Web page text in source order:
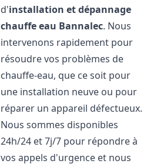
d'installation et dépannage
chauffe eau Bannalec. Nous
intervenons rapidement pour
résoudre vos problèmes de
chauffe-eau, que ce soit pour
une installation neuve ou pour
réparer un appareil défectueux.
Nous sommes disponibles
24h/24 et 7j/7 pour répondre à
vos appels d'urgence et nous